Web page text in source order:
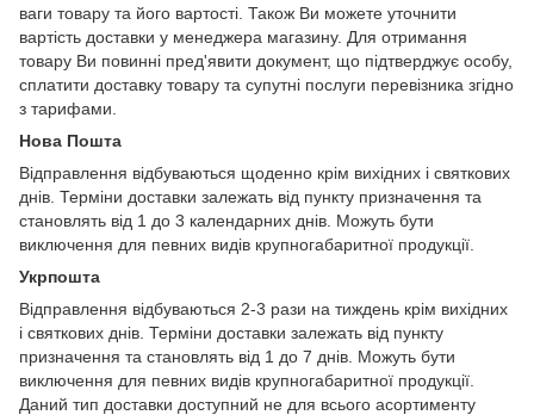
ваги товару та його вартості. Також Ви можете уточнити
вартість доставки у менеджера магазину. Для отримання
товару Ви повинні пред'явити документ, що підтверджує особу,
сплатити доставку товару та супутні послуги перевізника згідно
з тарифами.
Нова Пошта
Відправлення відбуваються щоденно крім вихідних і святкових
днів. Терміни доставки залежать від пункту призначення та
становлять від 1 до 3 календарних днів. Можуть бути
виключення для певних видів крупногабаритної продукції.
Укрпошта
Відправлення відбуваються 2-3 рази на тиждень крім вихідних
і святкових днів. Терміни доставки залежать від пункту
призначення та становлять від 1 до 7 днів. Можуть бути
виключення для певних видів крупногабаритної продукції.
Даний тип доставки доступний не для всього асортименту